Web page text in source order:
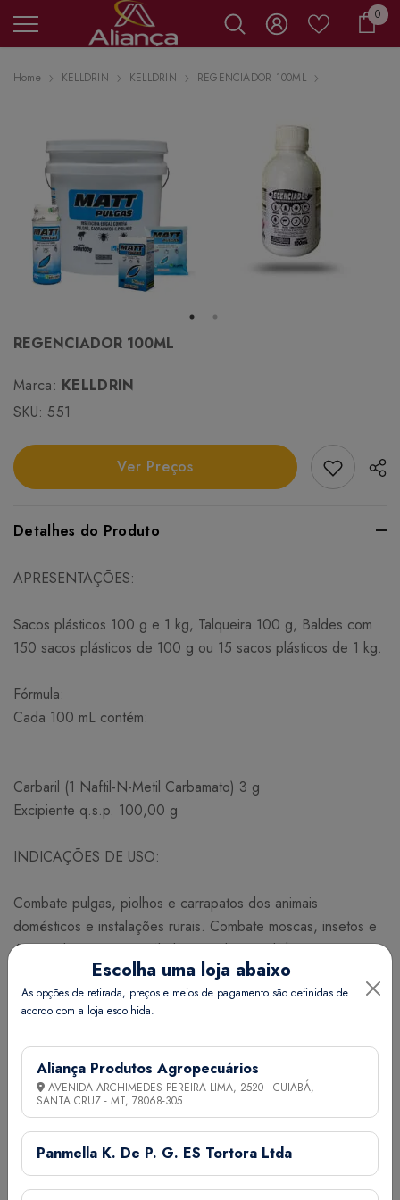
00
Home KELLDRIN KELLDRIN REGENCIADOR 100ML
REGENCIADOR 100ML
Marca: KELLDRIN
SKU: 551
Ver Preços Add
Detalhes do Produto
APRESENTAÇÕES:
Sacos plásticos 100 g e 1 kg, Talqueira 100 g, Baldes com
150 sacos plásticos de 100 g ou 15 sacos plásticos de 1 kg.
Fórmula:
Cada 100 mL contém:
Carbaril (1 Naftil-N-Metil Carbamato) 3 g
Excipiente q.s.p. 100,00 g
INDICAÇÕES DE USO:
Combate pulgas, piolhos e carrapatos dos animais
domésticos e instalações rurais. Combate moscas, insetos e
ácaros dos currais, estábulos, pocilgas, galinheiros e outras
dependências rurais.
MODO DE USAR:
Uso externo. Cobrir o corpo do animal com uma fina camada
de pó espalhando bem entre os pelos. Polvilhar as
instalações, esterqueiras, currais e cama dos animais com 50
g a 100 g do produto por m² para controlar as infestações
de moscas, ácaros e outros insetos, aplicando nos ninhos de
uma a duas colheres de sopa do produto. Usar duas vezes
Escolha uma loja abaixo
As opções de retirada, preços e meios de pagamento são definidas de
acordo com a loja escolhida.
Aliança Produtos Agropecuários
AVENIDA ARCHIMEDES PEREIRA LIMA, 2520 - CUIABÁ,
SANTA CRUZ - MT, 78068-305
Panmella K. De P. G. ES Tortora Ltda